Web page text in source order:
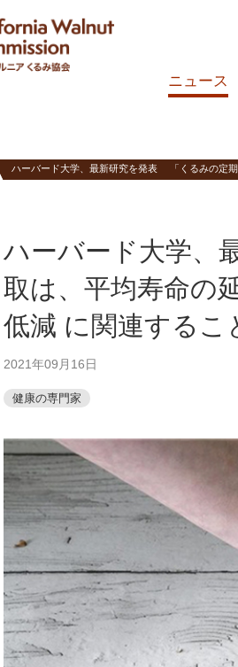
ニュース
ハーバード大学、最新研究を発表 「くるみの定期
ハーバード大学、
取は、平均寿命の
低減 に関連するこ
2021年09月16日
健康の専門家